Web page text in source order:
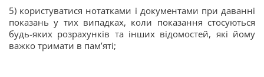
5) користуватися нотатками і документами при даванні
показань у тих випадках, коли показання стосуються
будь-яких розрахунків та інших відомостей, які йому
важко тримати в пам’яті;